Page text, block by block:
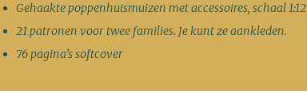
Gehaakte poppenhuismuizen met accessoires, schaal 1:12
21 patronen voor twee families. Je kunt ze aankleden.
76 pagina’s softcover